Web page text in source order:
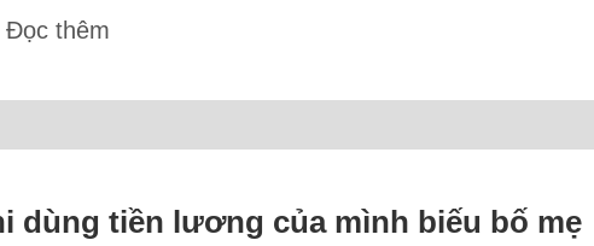
Đọc thêm
dùng tiền lương của mình biếu bố mẹ